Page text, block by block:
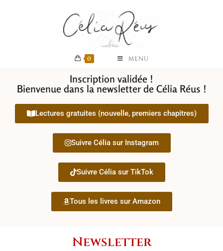
0 MENU
Inscription validée !
Bienvenue dans la newsletter de Célia Réus !
Lectures gratuites (nouvelle, premiers chapitres)
Suivre Célia sur Instagram
Suivre Célia sur TikTok
Tous les livres sur Amazon
Newsletter